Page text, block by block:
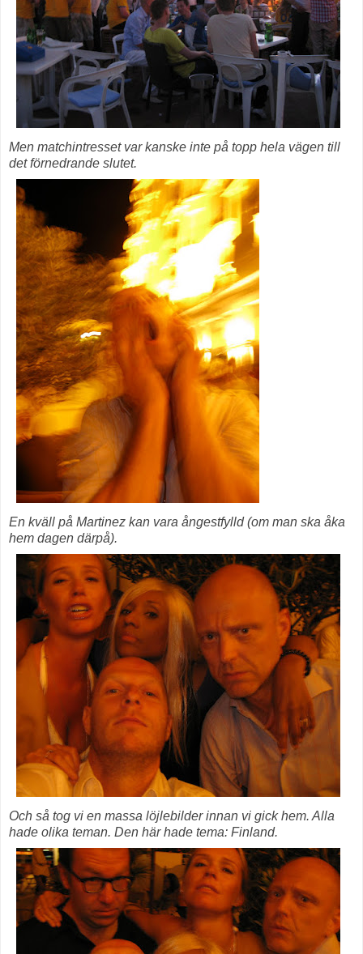
Men matchintresset var kanske inte på topp hela vägen till
det förnedrande slutet.
En kväll på Martinez kan vara ångestfylld (om man ska åka
hem dagen därpå).
Och så tog vi en massa löjlebilder innan vi gick hem. Alla
hade olika teman. Den här hade tema: Finland.